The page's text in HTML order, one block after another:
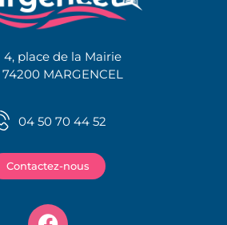
4, place de la Mairie
74200 MARGENCEL
04 50 70 44 52
Contactez-nous